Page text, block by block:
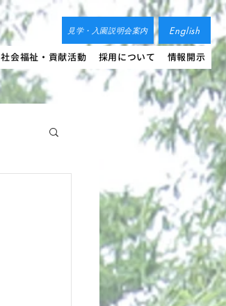
見学・入園説明会案内 English
社会福祉・貢献活動 採用について 情報開示